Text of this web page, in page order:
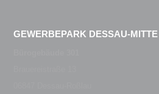
GEWERBEPARK DESSAU-MITTE